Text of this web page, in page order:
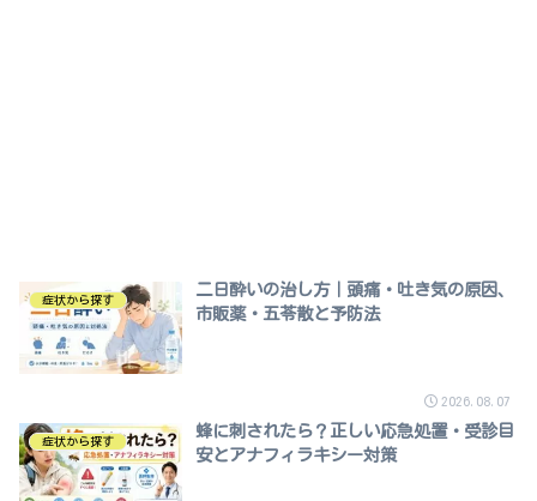
症状から探す
二日酔いの治し方｜頭痛・吐き気の原因、
市販薬・五苓散と予防法
2026.08.07
症状から探す
蜂に刺されたら？正しい応急処置・受診目
安とアナフィラキシー対策